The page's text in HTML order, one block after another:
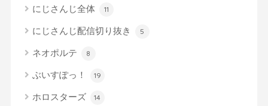
にじさんじ全体 11
にじさんじ配信切り抜き 5
ネオポルテ 8
ぶいすぽっ！ 19
ホロスターズ 14